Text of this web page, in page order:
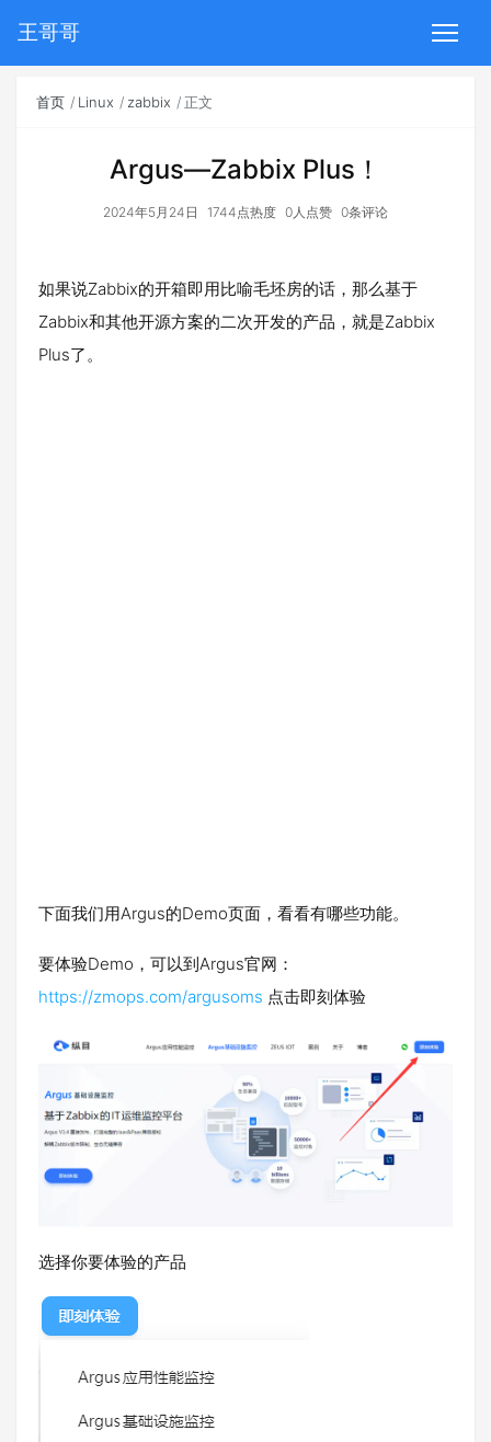
王哥哥
首页 Linux zabbix 正文
Argus—Zabbix Plus！
2024年5月24日 1744点热度 0人点赞 0条评论
如果说Zabbix的开箱即用比喻毛坯房的话，那么基于
Zabbix和其他开源方案的二次开发的产品，就是Zabbix
Plus了。
下面我们用Argus的Demo页面，看看有哪些功能。
要体验Demo，可以到Argus官网：
https://zmops.com/argusoms 点击即刻体验
选择你要体验的产品